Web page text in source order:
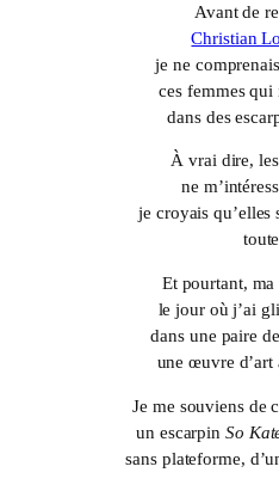
Avant de
Christian
je ne
ces femmes qui
dans des
À vrai dire,
ne
je croyais qu’elles
Et pourtant, ma
le jour où j’ai
dans une paire
une œuvre d’art
Je me souviens de
un escarpin So
sans plateforme,